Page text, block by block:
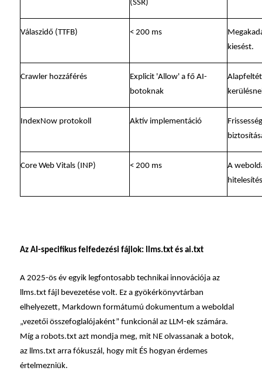
(SSR)
Válaszidő (TTFB) < 200 ms
kiesést.
Crawler hozzáférés
Explicit 'Allow' a fő AI-
botoknak
IndexNow protokoll Aktív implementáció
Core Web Vitals (INP) < 200 ms
A
Az AI-specifikus felfedezési fájlok: llms.txt és ai.txt
A 2025-ös év egyik legfontosabb technikai innovációja az
llms.txt fájl bevezetése volt. Ez a gyökérkönyvtárban
elhelyezett, Markdown formátumú dokumentum a weboldal
„vezetői összefoglalójaként” funkcionál az LLM-ek számára.
Míg a robots.txt azt mondja meg, mit NE olvassanak a botok,
az llms.txt arra fókuszál, hogy mit ÉS hogyan érdemes
értelmezniük.